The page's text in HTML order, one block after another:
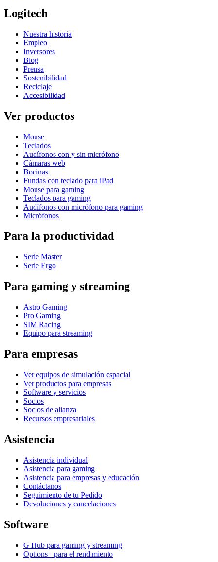
Logitech
Nuestra historia
Empleo
Inversores
Blog
Prensa
Sostenibilidad
Reciclaje
Accesibilidad
Ver productos
Mouse
Teclados
Audífonos con y sin micrófono
Cámaras web
Bocinas
Fundas con teclado para iPad
Mouse para gaming
Teclados para gaming
Audífonos con micrófono para gaming
Micrófonos
Para la productividad
Serie Master
Serie Ergo
Para gaming y streaming
Astro Gaming
Pro Gaming
SIM Racing
Equipo para streaming
Para empresas
Ver equipos de simulación espacial
Ver productos para empresas
Software y servicios
Socios
Socios de alianza
Recursos empresariales
Asistencia
Asistencia individual
Asistencia para gaming
Asistencia para empresas y educación
Contáctanos
Seguimiento de tu Pedido
Devoluciones y cancelaciones
Software
G Hub para gaming y streaming
Options+ para el rendimiento